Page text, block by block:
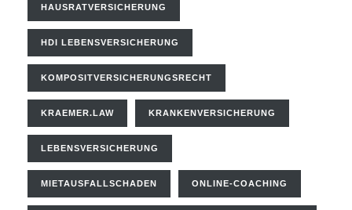
HAUSRATVERSICHERUNG
HDI LEBENSVERSICHERUNG
KOMPOSITVERSICHERUNGSRECHT
KRAEMER.LAW KRANKENVERSICHERUNG
LEBENSVERSICHERUNG
MIETAUSFALLSCHADEN ONLINE-COACHING